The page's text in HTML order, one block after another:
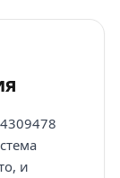
и